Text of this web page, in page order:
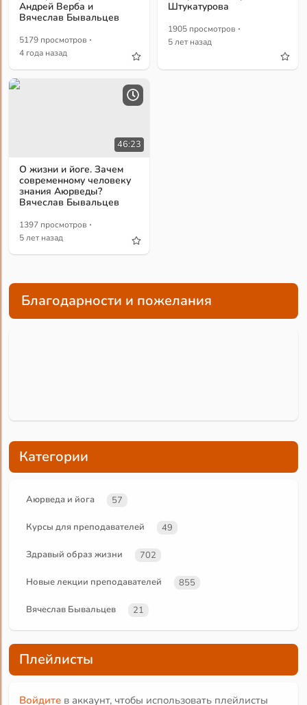
Андрей Верба и
Вячеслав Бывальцев
5179 просмотров ·
4 года назад
Штукатурова
1905 просмотров ·
5 лет назад
46:23
О жизни и йоге. Зачем
современному человеку
знания Аюрведы?
Вячеслав Бывальцев
1397 просмотров ·
5 лет назад
Благодарности и пожелания
Категории
Аюрведа и йога 57
Курсы для преподавателей 49
Здравый образ жизни 702
Новые лекции преподавателей 855
Вячеслав Бывальцев 21
Плейлисты
Войдите в аккаунт, чтобы использовать плейлисты